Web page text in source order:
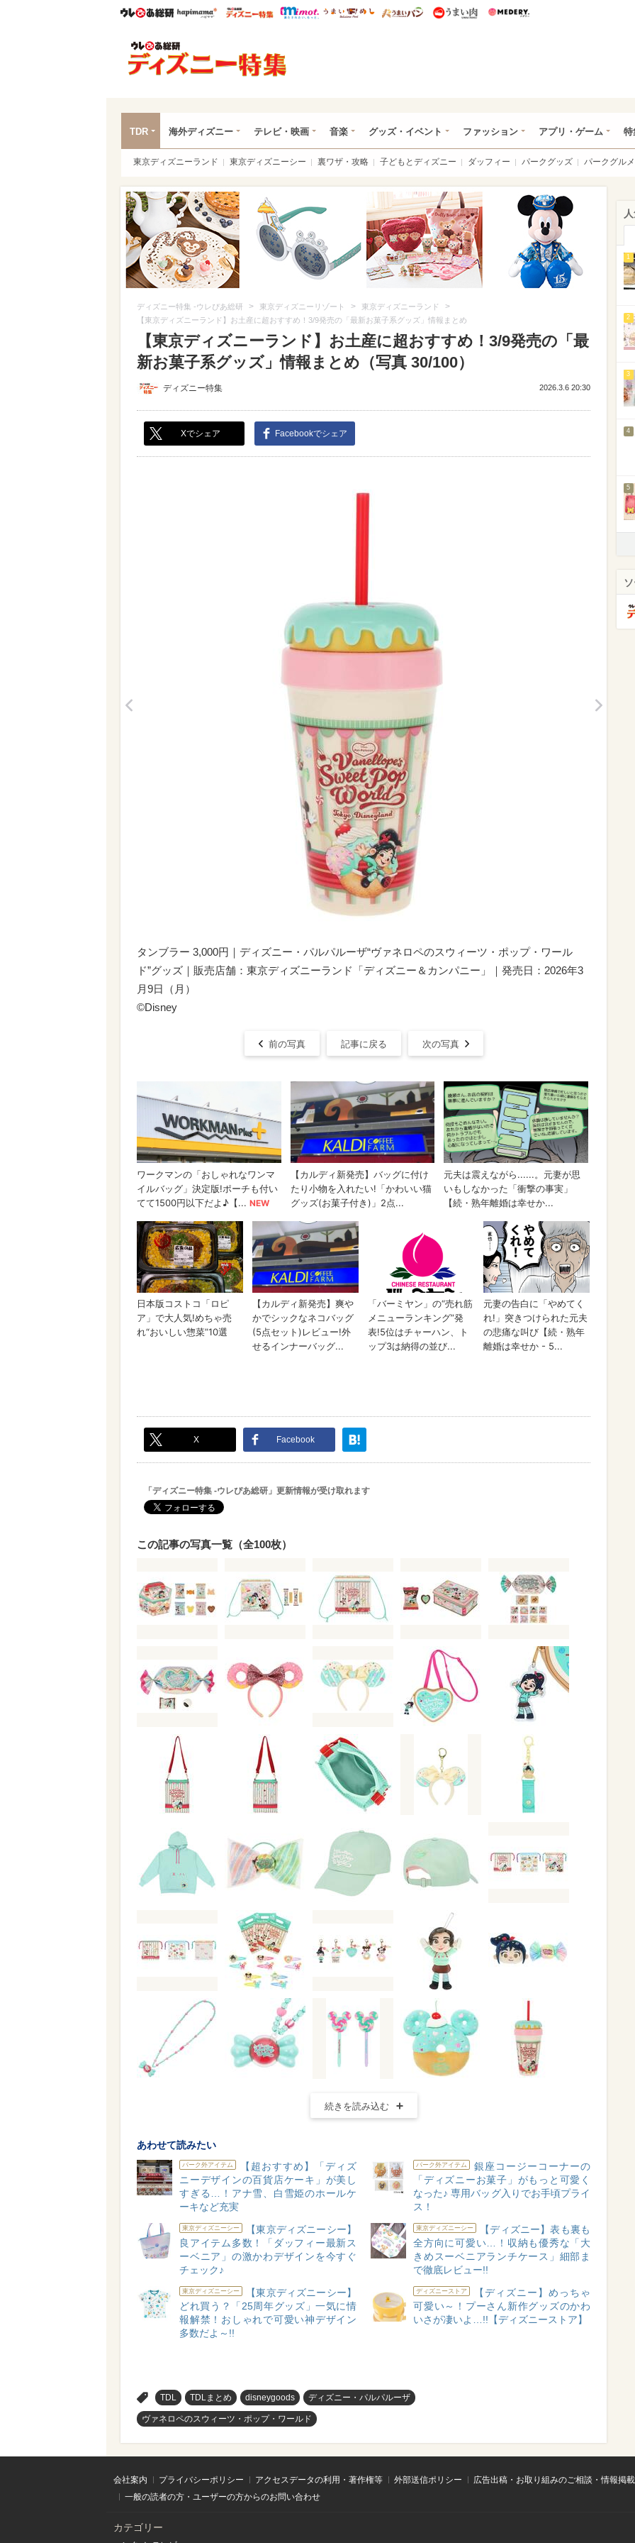
ウレぴあ総研ハピママ* ウレぴあ総研 ディズニー特集
mimot. うまいめし うまいパン うまい肉
TDR 海外ディズニー テレビ・映画 音楽 グッズ・イベント ファッション アプリ・ゲーム 特
東京ディズニーランド 東京ディズニーシー 裏ワザ・攻略 子どもとディズニー ダッフィー パークグッズ パークグルメ
ディズニー特集 -ウレぴあ総研 > 東京ディズニーリゾート > 東京ディズニーランド >
【東京ディズニーランド】お土産に超おすすめ！3/9発売の「最新お菓子系グッズ」情報まとめ
【東京ディズニーランド】お土産に超おすすめ！3/9発売の「最
新お菓子系グッズ」情報まとめ（写真 30/100）
ディズニー特集 2026.3.6 20:30
Xでシェア Facebookでシェア
タンブラー 3,000円｜ディズニー・パルパルーザ“ヴァネロペのスウィーツ・ポップ・ワール
ド”グッズ｜販売店舗：東京ディズニーランド「ディズニー＆カンパニー」｜発売日：2026年3
月9日（月）
©Disney
前の写真 記事に戻る 次の写真
X Facebook
「ディズニー特集 -ウレぴあ総研」更新情報が受け取れます
この記事の写真一覧（全100枚）
続きを読み込む
あわせて読みたい
パーク外アイテム
【超おすすめ】「ディズ
ニーデザインの百貨店ケーキ」が美し
すぎる…！アナ雪、白雪姫のホールケ
ーキなど充実
パーク外アイテム
銀座コージーコーナーの
「ディズニーお菓子」がもっと可愛く
なった♪ 専用バッグ入りでお手頃プライ
ス！
東京ディズニーシー
【東京ディズニーシー】
良アイテム多数！「ダッフィー最新ス
ーベニア」の激かわデザインを今すぐ
チェック♪
東京ディズニーシー
【ディズニー】表も裏も
全方向に可愛い…！収納も優秀な「大
きめスーベニアランチケース」細部ま
で徹底レビュー!!
東京ディズニーシー
【東京ディズニーシー】
どれ買う？「25周年グッズ」一気に情
報解禁！おしゃれで可愛い神デザイン
多数だよ～!!
ディズニーストア
【ディズニー】めっちゃ
可愛い～！プーさん新作グッズのかわ
いさが凄いよ…!!【ディズニーストア】
TDL TDLまとめ disneygoods ディズニー・パルパルーザ
ヴァネロペのスウィーツ・ポップ・ワールド
1
2
3
4
5
会社案内 プライバシーポリシー アクセスデータの利用・著作権等 外部送信ポリシー
広告出稿・お取り組みのご相談・情報掲
一般の読者の方・ユーザーの方からのお問い合わせ
カテゴリー